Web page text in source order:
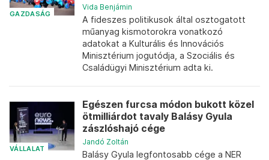
GAZDASÁG
Vida Benjámin
A fideszes politikusok által osztogatott
műanyag kismotorokra vonatkozó
adatokat a Kulturális és Innovációs
Minisztérium jogutódja, a Szociális és
Családügyi Minisztérium adta ki.
VÁLLALAT
Egészen furcsa módon bukott közel
ötmilliárdot tavaly Balásy Gyula
zászlóshajó cége
Jandó Zoltán
Balásy Gyula legfontosabb cége a NER